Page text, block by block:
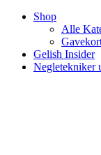
Shop
Alle
Gelish Insider
Negletekniker